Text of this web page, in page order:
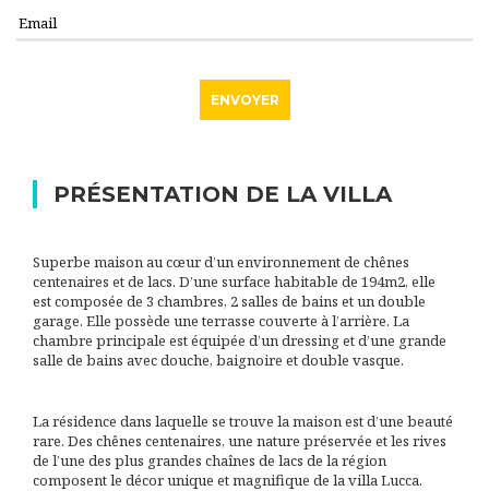
PRÉSENTATION DE LA VILLA
Superbe maison au cœur d’un environnement de chênes
centenaires et de lacs. D’une surface habitable de 194m2, elle
est composée de 3 chambres, 2 salles de bains et un double
garage. Elle possède une terrasse couverte à l’arrière. La
chambre principale est équipée d’un dressing et d’une grande
salle de bains avec douche, baignoire et double vasque.
La résidence dans laquelle se trouve la maison est d’une beauté
rare. Des chênes centenaires, une nature préservée et les rives
de l’une des plus grandes chaînes de lacs de la région
composent le décor unique et magnifique de la villa Lucca.